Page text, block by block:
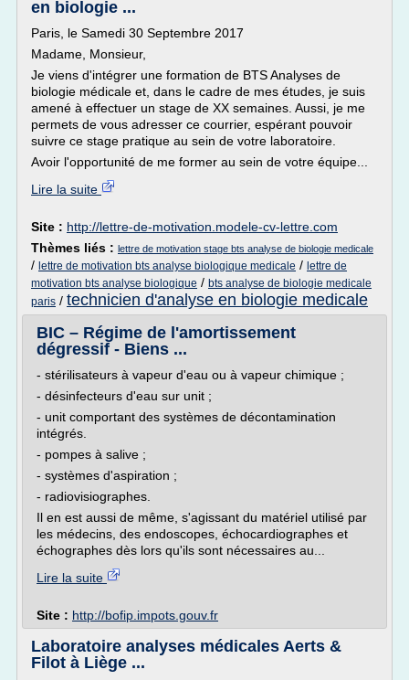
en biologie ...
Paris, le Samedi 30 Septembre 2017
Madame, Monsieur,
Je viens d'intégrer une formation de BTS Analyses de
biologie médicale et, dans le cadre de mes études, je suis
amené à effectuer un stage de XX semaines. Aussi, je me
permets de vous adresser ce courrier, espérant pouvoir
suivre ce stage pratique au sein de votre laboratoire.
Avoir l'opportunité de me former au sein de votre équipe...
Lire la suite
Site : http://lettre-de-motivation.modele-cv-lettre.com
Thèmes liés : lettre de motivation stage bts analyse de biologie medicale
/ lettre de motivation bts analyse biologique medicale / lettre de
motivation bts analyse biologique / bts analyse de biologie medicale
paris / technicien d'analyse en biologie medicale
BIC – Régime de l'amortissement
dégressif - Biens ...
- stérilisateurs à vapeur d'eau ou à vapeur chimique ;
- désinfecteurs d'eau sur unit ;
- unit comportant des systèmes de décontamination
intégrés.
- pompes à salive ;
- systèmes d'aspiration ;
- radiovisiographes.
Il en est aussi de même, s'agissant du matériel utilisé par
les médecins, des endoscopes, échocardiographes et
échographes dès lors qu'ils sont nécessaires au...
Lire la suite
Site : http://bofip.impots.gouv.fr
Laboratoire analyses médicales Aerts &
Filot à Liège ...